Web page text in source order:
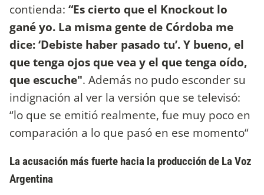
contienda: “Es cierto que el Knockout lo
gané yo. La misma gente de Córdoba me
dice: ‘Debiste haber pasado tu’. Y bueno, el
que tenga ojos que vea y el que tenga oído,
que escuche". Además no pudo esconder su
indignación al ver la versión que se televisó:
“lo que se emitió realmente, fue muy poco en
comparación a lo que pasó en ese momento“
La acusación más fuerte hacia la producción de La Voz
Argentina